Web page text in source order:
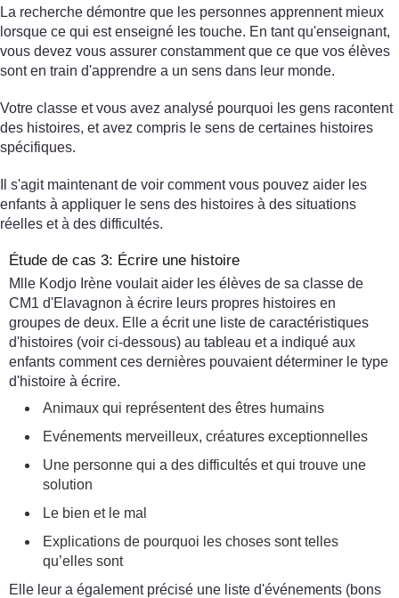
La recherche démontre que les personnes apprennent mieux
lorsque ce qui est enseigné les touche. En tant qu'enseignant,
vous devez vous assurer constamment que ce que vos élèves
sont en train d'apprendre a un sens dans leur monde.
Votre classe et vous avez analysé pourquoi les gens racontent
des histoires, et avez compris le sens de certaines histoires
spécifiques.
Il s'agit maintenant de voir comment vous pouvez aider les
enfants à appliquer le sens des histoires à des situations
réelles et à des difficultés.
Étude de cas 3: Écrire une histoire
Mlle Kodjo Irène voulait aider les élèves de sa classe de
CM1 d'Elavagnon à écrire leurs propres histoires en
groupes de deux. Elle a écrit une liste de caractéristiques
d'histoires (voir ci-dessous) au tableau et a indiqué aux
enfants comment ces dernières pouvaient déterminer le type
d'histoire à écrire.
Animaux qui représentent des êtres humains
Evénements merveilleux, créatures exceptionnelles
Une personne qui a des difficultés et qui trouve une
solution
Le bien et le mal
Explications de pourquoi les choses sont telles
qu’elles sont
Elle leur a également précisé une liste d'événements (bons